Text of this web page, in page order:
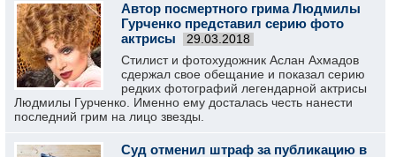
Автор посмертного грима Людмилы
Гурченко представил серию фото
актрисы
29.03.2018
Стилист и фотохудожник Аслан Ахмадов
сдержал свое обещание и показал серию
редких фотографий легендарной актрисы
Людмилы Гурченко. Именно ему досталась честь нанести
последний грим на лицо звезды.
Суд отменил штраф за публикацию в